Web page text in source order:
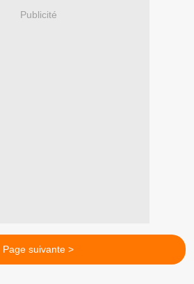
Publicité
Page suivante >